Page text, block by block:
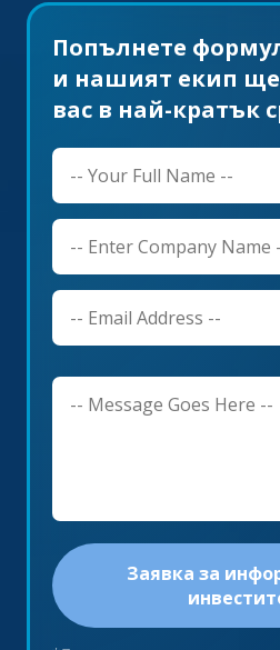
Попълнете
и нашият екип ще
вас в най-кратък
Заявка за